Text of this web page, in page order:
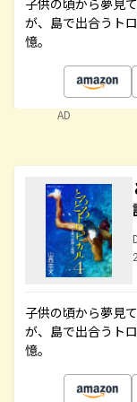
子供の頃から夢見
が、島で出合うト
憶。
AD
子供の頃から夢見
が、島で出合うト
憶。